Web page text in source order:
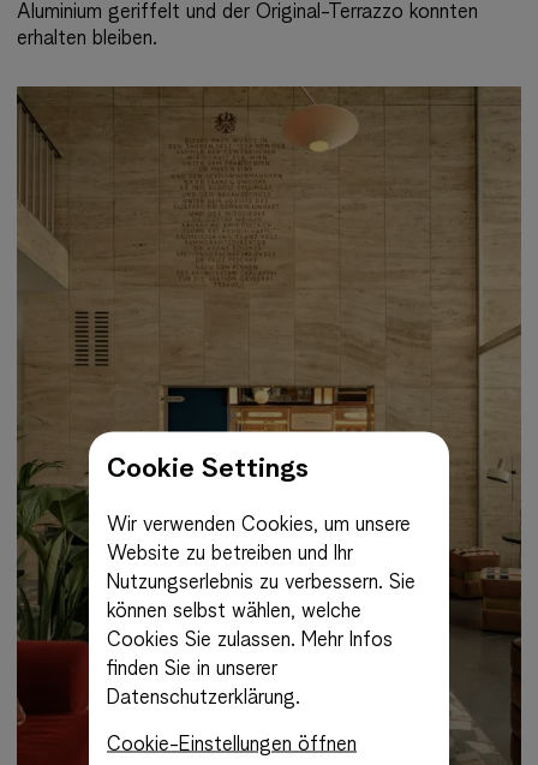
Aluminium geriffelt und der Original-Terrazzo konnten
erhalten bleiben.
Cookie Settings
Wir verwenden Cookies, um unsere
Website zu betreiben und Ihr
Nutzungserlebnis zu verbessern. Sie
können selbst wählen, welche
Cookies Sie zulassen. Mehr Infos
finden Sie in unserer
Datenschutzerklärung.
Cookie-Einstellungen öffnen